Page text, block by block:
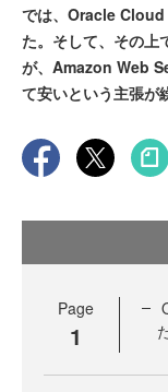
では、Oracle
た。そして、その
が、Amazon Web
て安いという主張が
Page
1